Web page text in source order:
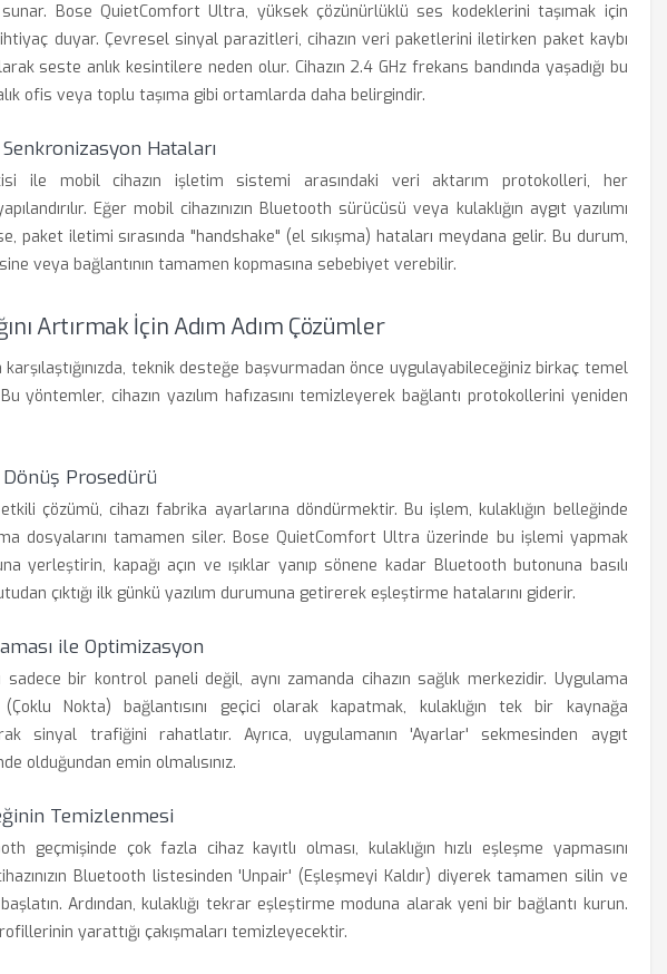
Bose QuietComfort Ultra, yüksek çözünürlüklü ses kodeklerini taşımak için
duyar. Çevresel sinyal parazitleri, cihazın veri paketlerini iletirken paket kaybı
seste anlık kesintilere neden olur. Cihazın 2.4 GHz frekans bandında yaşadığı bu
ofis veya toplu taşıma gibi ortamlarda daha belirgindir.
Senkronizasyon Hataları
ile mobil cihazın işletim sistemi arasındaki veri aktarım protokolleri, her
Eğer mobil cihazınızın Bluetooth sürücüsü veya kulaklığın aygıt yazılımı
paket iletimi sırasında "handshake" (el sıkışma) hataları meydana gelir. Bu durum,
veya bağlantının tamamen kopmasına sebebiyet verebilir.
Artırmak İçin Adım Adım Çözümler
teknik desteğe başvurmadan önce uygulayabileceğiniz birkaç temel
yöntemler, cihazın yazılım hafızasını temizleyerek bağlantı protokollerini yeniden
Dönüş Prosedürü
çözümü, cihazı fabrika ayarlarına döndürmektir. Bu işlem, kulaklığın belleğinde
dosyalarını tamamen siler. Bose QuietComfort Ultra üzerinde bu işlemi yapmak
yerleştirin, kapağı açın ve ışıklar yanıp sönene kadar Bluetooth butonuna basılı
çıktığı ilk günkü yazılım durumuna getirerek eşleştirme hatalarını giderir.
ile Optimizasyon
sadece bir kontrol paneli değil, aynı zamanda cihazın sağlık merkezidir. Uygulama
Nokta) bağlantısını geçici olarak kapatmak, kulaklığın tek bir kaynağa
sinyal trafiğini rahatlatır. Ayrıca, uygulamanın 'Ayarlar' sekmesinden aygıt
olduğundan emin olmalısınız.
Temizlenmesi
geçmişinde çok fazla cihaz kayıtlı olması, kulaklığın hızlı eşleşme yapmasını
Bluetooth listesinden 'Unpair' (Eşleşmeyi Kaldır) diyerek tamamen silin ve
başlatın. Ardından, kulaklığı tekrar eşleştirme moduna alarak yeni bir bağlantı kurun.
yarattığı çakışmaları temizleyecektir.